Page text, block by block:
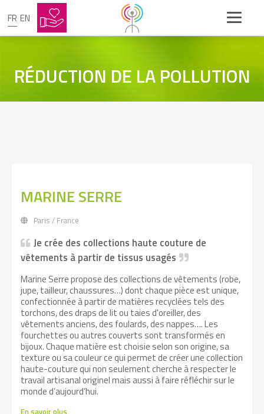
FR EN
RÉDUCTION DE LA POLLUTION
MARINE SERRE
Paris / France
Je crée des collections haute couture de
vêtements à partir de tissus usagés
Marine Serre propose des collections de vêtements (robe,
jupe, tailleur, chaussures…) dont chaque pièce est unique,
confectionnée à partir de matières recyclées tels des
torchons, des draps de lit ou taies d'oreiller, des
vêtements anciens, des foulards, des nappes…. Les
fourchettes ou autres couverts sont transformés en
bijoux. Chaque matière est choisie selon son origine, sa
texture ou sa couleur ce qui permet de créer une collection
haute-couture qui non seulement cherche à respecter le
travail artisanal originel mais aussi à faire réfléchir sur le
monde d’aujourd’hui.
En savoir plus